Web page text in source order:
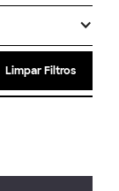
Limpar Filtros